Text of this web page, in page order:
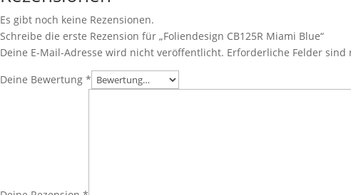
Es gibt noch keine Rezensionen.
Schreibe die erste Rezension für „Foliendesign CB125R Miami Blue“
Deine E-Mail-Adresse wird nicht veröffentlicht. Erforderliche Felder sind
Deine Bewertung *